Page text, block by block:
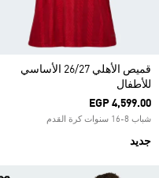
قميص الأهلي 26/27 الأساسي
للأطفال
EGP 4,599.00
شباب 8-16 سنوات كرة القدم
جديد